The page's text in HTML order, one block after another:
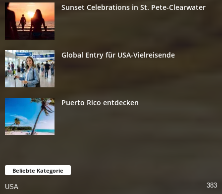
Sunset Celebrations in St. Pete-Clearwater
Global Entry für USA-Vielreisende
Puerto Rico entdecken
Beliebte Kategorie
USA 383